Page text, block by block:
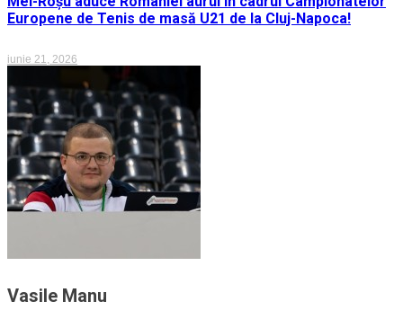
Europene de Tenis de masă U21 de la Cluj-Napoca!
iunie 21, 2026
Vasile Manu